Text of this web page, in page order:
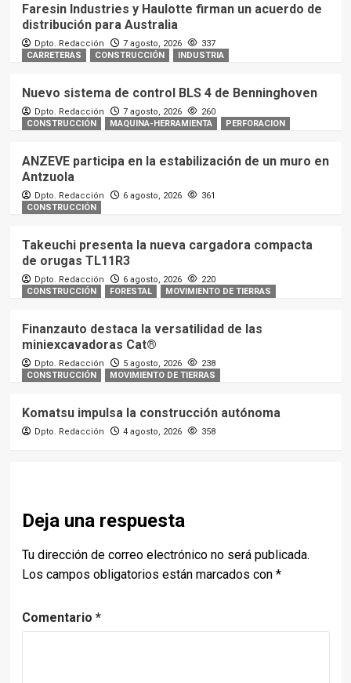
Faresin Industries y Haulotte firman un acuerdo de
distribución para Australia
Dpto. Redacción 7 agosto, 2026
337
CARRETERAS
CONSTRUCCIÓN INDUSTRIA
Nuevo sistema de control BLS 4 de Benninghoven
Dpto. Redacción 7 agosto, 2026
260
CONSTRUCCIÓN
MAQUINA-HERRAMIENTA PERFORACION
ANZEVE participa en la estabilización de un muro en
Antzuola
Dpto. Redacción 6 agosto, 2026
361
CONSTRUCCIÓN
Takeuchi presenta la nueva cargadora compacta
de orugas TL11R3
Dpto. Redacción 6 agosto, 2026
220
CONSTRUCCIÓN
FORESTAL MOVIMIENTO DE TIERRAS
Finanzauto destaca la versatilidad de las
miniexcavadoras Cat®
Dpto. Redacción 5 agosto, 2026
238
CONSTRUCCIÓN
MOVIMIENTO DE TIERRAS
Komatsu impulsa la construcción autónoma
Dpto. Redacción 4 agosto, 2026 358
Deja una respuesta
Tu dirección de correo electrónico no será publicada.
Los campos obligatorios están marcados con *
Comentario *